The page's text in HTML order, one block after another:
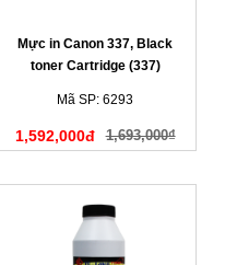
Mực in Canon 337, Black
toner Cartridge (337)
Mã SP: 6293
1,592,000đ 1,693,000₫